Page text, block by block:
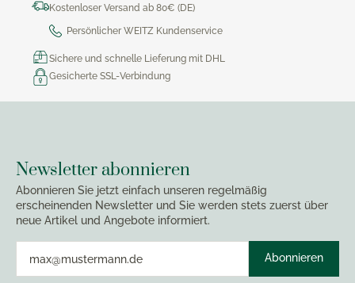
Kostenloser Versand ab 80€ (DE)
Persönlicher WEITZ Kundenservice
Sichere und schnelle Lieferung mit DHL
Gesicherte SSL-Verbindung
Newsletter abonnieren
Abonnieren Sie jetzt einfach unseren regelmäßig
erscheinenden Newsletter und Sie werden stets zuerst über
neue Artikel und Angebote informiert.
Abonnieren